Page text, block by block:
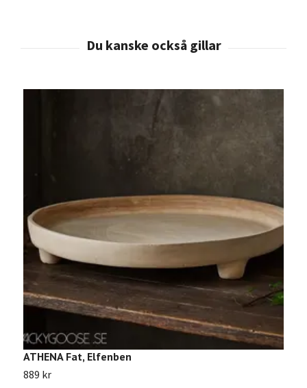
ATHENA Fat, Elfenben
889 kr